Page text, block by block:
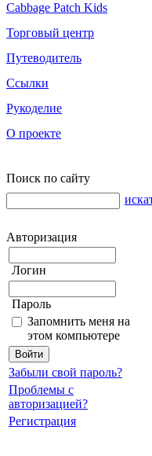
Cabbage Patch Kids
Торговый центр
Путеводитель
Ссылки
Рукоделие
О проекте
Поиск по сайту
Авторизация
Логин
Пароль
Запомнить меня на
этом компьютере
Забыли свой пароль?
Проблемы с
авторизацией?
Регистрация